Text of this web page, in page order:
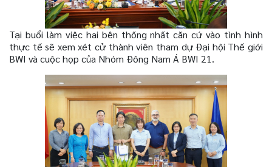
Tại buổi làm việc hai bên thống nhất căn cứ vào tình hình
thực tế sẽ xem xét cử thành viên tham dự Đại hội Thế giới
BWI và cuộc họp của Nhóm Đông Nam Á BWI 21.